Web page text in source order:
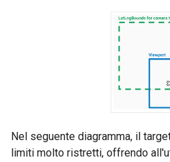
Nel seguente diagramma, il
limiti molto ristretti, offrendo